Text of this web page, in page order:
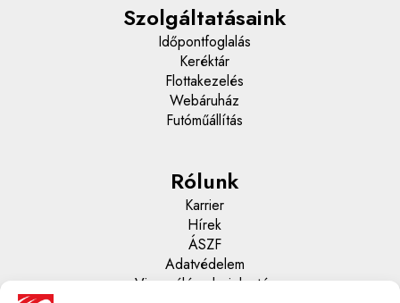
Szolgáltatásaink
Időpontfoglalás
Keréktár
Flottakezelés
Webáruház
Futóműállítás
Rólunk
Karrier
Hírek
ÁSZF
Adatvédelem
Visszaélés - bejelentés